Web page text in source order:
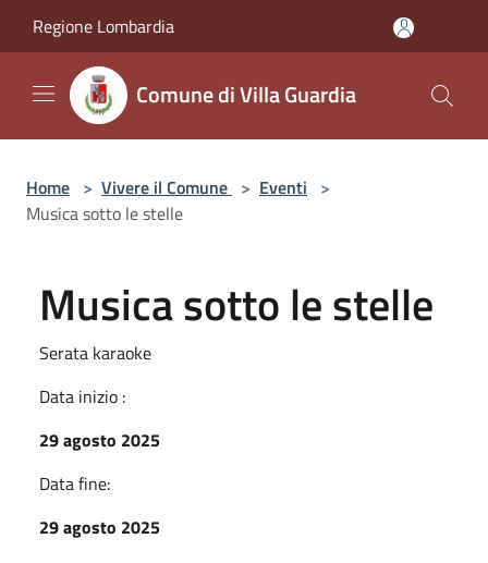
Regione Lombardia
Comune di Villa Guardia
Home > Vivere il Comune > Eventi >
Musica sotto le stelle
Musica sotto le stelle
Serata karaoke
Data inizio :
29 agosto 2025
Data fine:
29 agosto 2025